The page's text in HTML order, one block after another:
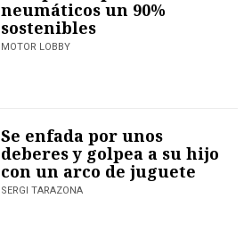
neumáticos un 90%
sostenibles
MOTOR LOBBY
Se enfada por unos
deberes y golpea a su hijo
con un arco de juguete
SERGI TARAZONA